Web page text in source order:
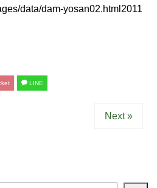
data/dam-yosan02.html2011
LINE
Next »